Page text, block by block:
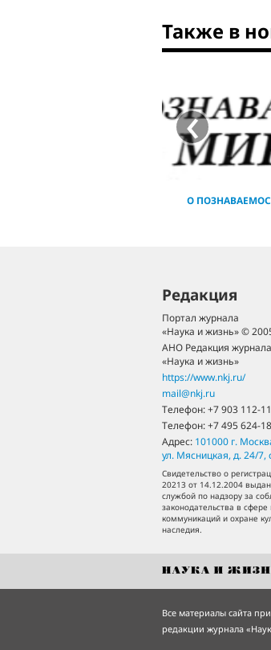
Также в
О
‹
Редакция
Портал журнала
«Наука и жизнь» ©
АНО Редакция журнала
«Наука и жизнь»
https://www.nkj.ru/
mail@nkj.ru
Телефон:+7 903 112-
Телефон:+7 495 624-
Адрес: 101000 г.
ул. Мясницкая, д. 24/7,
Свидетельство о
20213 от 14.12.2004
службой по надзору за
законодательства в
коммуникаций и охране
наследия.
Все материалы сайта
редакции журнала